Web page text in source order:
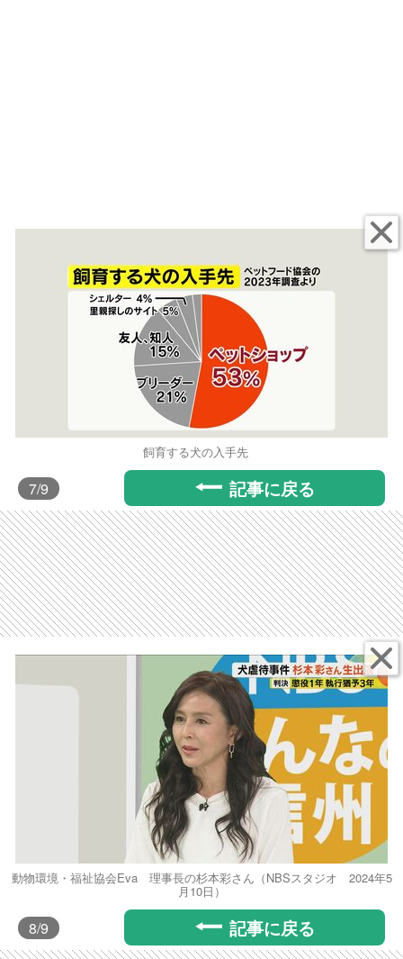
飼育する犬の入手先
7/9 記事に戻る
動物環境・福祉協会Eva 理事長の杉本彩さん（NBSスタジオ 2024年5
月10日）
8/9 記事に戻る